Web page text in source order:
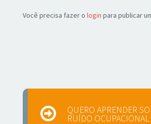
Você precisa fazer o login para publicar
QUERO APRENDER
RUÍDO OCUPACIONAL